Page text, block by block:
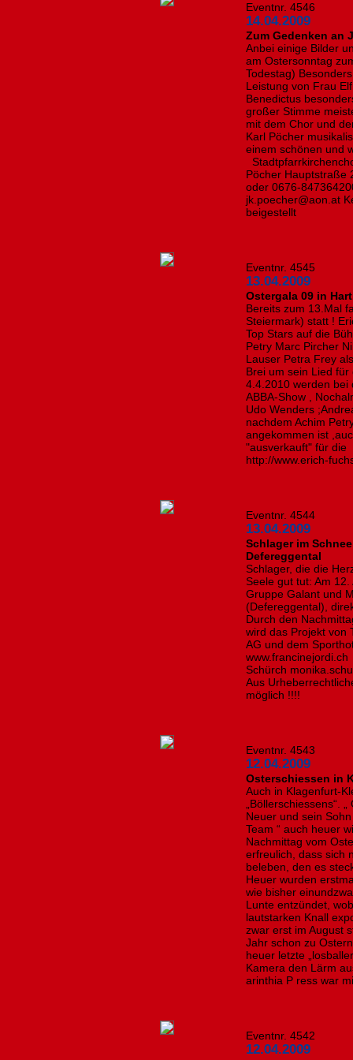
Eventnr. 4546
14.04.2009
Zum Gedenken an
Anbei einige Bilder
am Ostersonntag
Todestag)
Leistung von Frau
Benedictus
großer Stimme
mit dem Chor und
Karl Pöcher
einem schönen und
Pöcher Hauptstraße
oder 0676-
jk.poecher@aon.at
beigestellt
Eventnr. 4545
13.04.2009
Ostergala 09 in
Bereits zum 13.Mal
Steiermark) statt !
Top Stars auf die
Petry Marc Pircher
Lauser Petra Frey
Brei um sein Lied
4.4.2010 werden
ABBA-Show ,
Udo Wenders
nachdem Achim
angekommen ist
"ausverkauft" für
http://www.erich-
Eventnr. 4544
13.04.2009
Schlager im
Defereggental
Schlager, die die
Seele gut tut: Am
Gruppe Galant und
(Defereggental),
Durch den
wird das Projekt von
AG und dem
Schürch
Aus
möglich !!!!
Eventnr. 4543
12.04.2009
Osterschiessen in
Auch in Klagenfurt-
„Böllerschiessens“.
Neuer und sein
Team “ auch heuer
Nachmittag vom
erfreulich, dass sich
beleben, den es
Heuer wurden
wie bisher
Lunte entzündet,
lautstarken Knall
zwar erst im August
Jahr schon zu
heuer letzte
Kamera den Lärm
arinthia P ress war
Eventnr. 4542
12.04.2009